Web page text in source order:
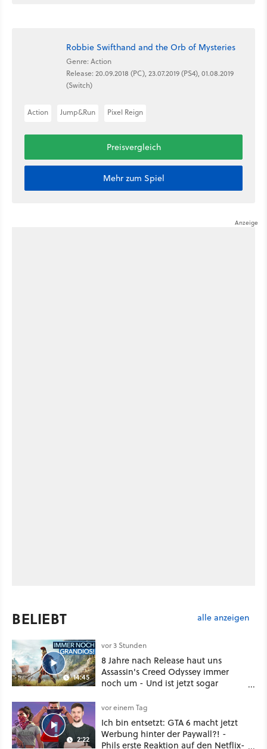
Robbie Swifthand and the Orb of Mysteries
Genre: Action
Release: 20.09.2018 (PC), 23.07.2019 (PS4), 01.08.2019
(Switch)
Action Jump&Run Pixel Reign
Preisvergleich
Mehr zum Spiel
BELIEBT alle anzeigen
14:45
vor 3 Stunden
8 Jahre nach Release haut uns
Assassin's Creed Odyssey immer
noch um - Und ist jetzt sogar
2:22
vor einem Tag
Ich bin entsetzt: GTA 6 macht jetzt
Werbung hinter der Paywall?! -
Phils erste Reaktion auf den Netflix-